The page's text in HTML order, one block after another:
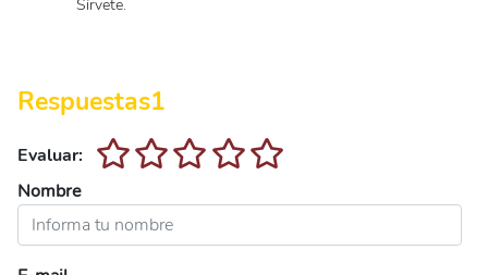
Sírvete.
Respuestas1
Evaluar:
Nombre